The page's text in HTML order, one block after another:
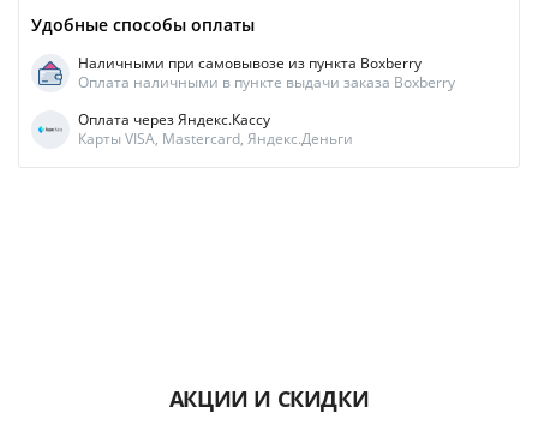
Удобные способы оплаты
Наличными при самовывозе из пункта Boxberry
Оплата наличными в пункте выдачи заказа Boxberry
Оплата через Яндекс.Кассу
Карты VISA, Mastercard, Яндекс.Деньги
АКЦИИ И СКИДКИ